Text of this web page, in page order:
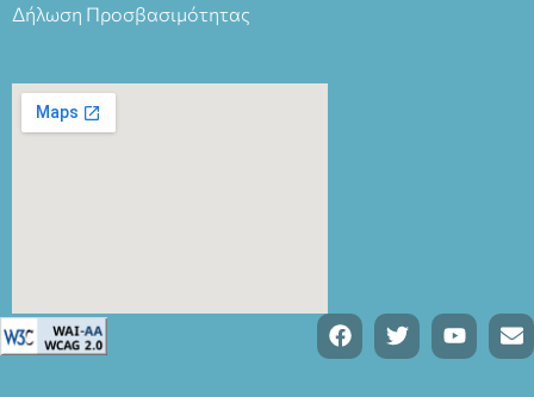
Δήλωση Προσβασιμότητας